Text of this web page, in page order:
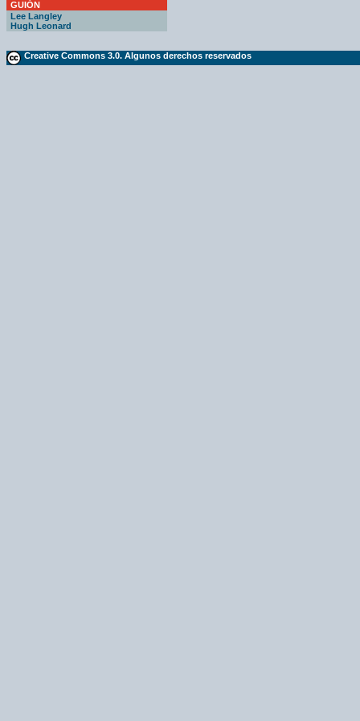
GUIÓN
Lee Langley
Hugh Leonard
Creative Commons 3.0. Algunos derechos reservados